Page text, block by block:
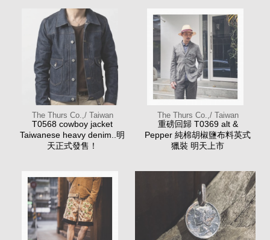
The Thurs Co.,/ Taiwan
T0568 cowboy jacket
Taiwanese heavy denim..明
天正式發售！
The Thurs Co.,/ Taiwan
重磅回歸 T0369 alt &
Pepper 純棉胡椒鹽布料英式
獵裝 明天上市